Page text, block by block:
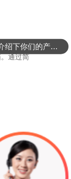
工序中
通过简
可以介绍下你们的产品么？